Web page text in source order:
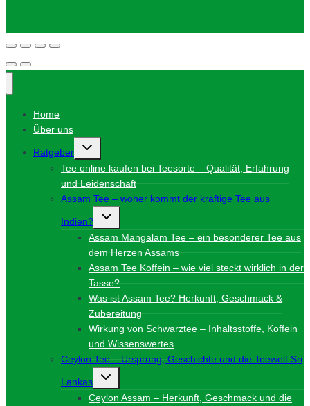
Home
Über uns
Ratgeber
Untermenü
umschalten
Tee online kaufen bei Teesorte – Qualität, Erfahrung
und Leidenschaft
Assam Tee – woher kommt der kräftige Tee aus
Indien?
Untermenü
umschalten
Assam Mangalam Tee – ein besonderer Tee aus
dem Herzen Assams
Assam Tee Koffein – wie viel steckt wirklich in der
Tasse?
Was ist Assam Tee? Herkunft, Geschmack &
Zubereitung
Wirkung von Schwarztee – Inhaltsstoffe, Koffein
und Wissenswertes
Ceylon Tee – Ursprung, Geschichte und die Teewelt Sri
Lankas
Untermenü
umschalten
Ceylon Assam – Herkunft, Geschmack und die